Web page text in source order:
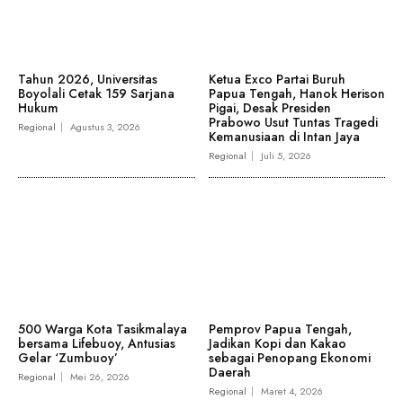
Tahun 2026, Universitas
Boyolali Cetak 159 Sarjana
Hukum
Regional Agustus 3, 2026
Ketua Exco Partai Buruh
Papua Tengah, Hanok Herison
Pigai, Desak Presiden
Prabowo Usut Tuntas Tragedi
Kemanusiaan di Intan Jaya
Regional Juli 5, 2026
500 Warga Kota Tasikmalaya
bersama Lifebuoy, Antusias
Gelar ‘Zumbuoy’
Regional Mei 26, 2026
Pemprov Papua Tengah,
Jadikan Kopi dan Kakao
sebagai Penopang Ekonomi
Daerah
Regional Maret 4, 2026